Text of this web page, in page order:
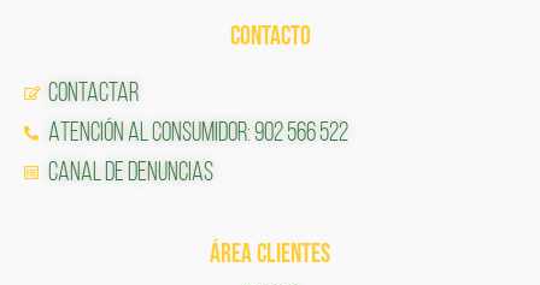
CONTACTO
Contactar
Atención al Consumidor: 902 566 522
Canal de Denuncias
ÁREA CLIENTES